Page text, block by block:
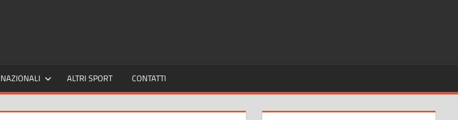
NAZIONALI ALTRI SPORT CONTATTI